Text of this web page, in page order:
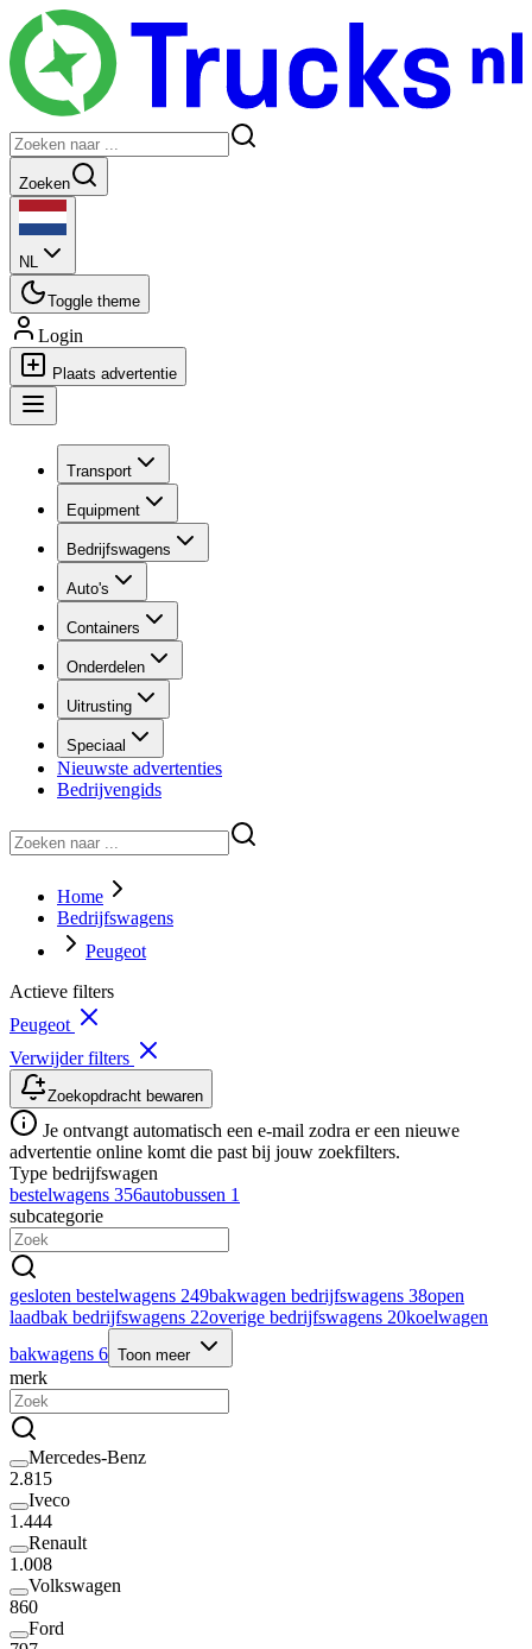
Zoeken
NL
Toggle theme
Login
Plaats advertentie
Transport
Equipment
Bedrijfswagens
Auto's
Containers
Onderdelen
Uitrusting
Speciaal
Nieuwste advertenties
Bedrijvengids
Home
Bedrijfswagens
Peugeot
Actieve filters
Peugeot
Verwijder filters
Zoekopdracht bewaren
Je ontvangt automatisch een e-mail zodra er een nieuwe
advertentie online komt die past bij jouw zoekfilters.
Type bedrijfswagen
bestelwagens 356autobussen 1
subcategorie
gesloten bestelwagens 249bakwagen bedrijfswagens 38open
laadbak bedrijfswagens 22overige bedrijfswagens 20koelwagen
bakwagens 6 Toon meer
merk
Mercedes-Benz
2.815
Iveco
1.444
Renault
1.008
Volkswagen
860
Ford